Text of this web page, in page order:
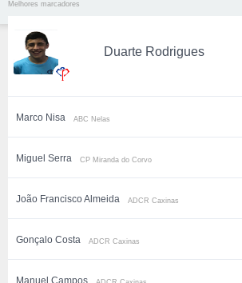
Melhores marcadores
Duarte Rodrigues
Marco Nisa ABC Nelas
Miguel Serra CP Miranda do Corvo
João Francisco Almeida ADCR Caxinas
Gonçalo Costa ADCR Caxinas
Manuel Campos